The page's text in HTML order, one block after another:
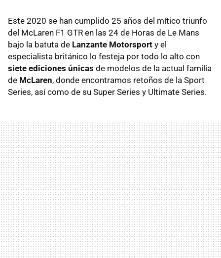
Este 2020 se han cumplido 25 años del mítico triunfo
del McLaren F1 GTR en las 24 de Horas de Le Mans
bajo la batuta de Lanzante Motorsport y el
especialista británico lo festeja por todo lo alto con
siete ediciones únicas de modelos de la actual familia
de McLaren, donde encontramos retoños de la Sport
Series, así como de su Super Series y Ultimate Series.